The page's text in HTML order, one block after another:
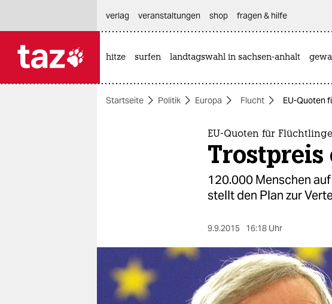
themen
berlin
nord
verlag
veranstaltungen shop fragen & hilfe
hitze surfen landtagswahl in sachsen-anhalt
Startseite Politik Europa Flucht EU-Quoten
EU-Quoten für Flüchtlinge
Trostpreis
120.000 Menschen
stellt den Plan zur
9.9.2015 16:18 Uhr